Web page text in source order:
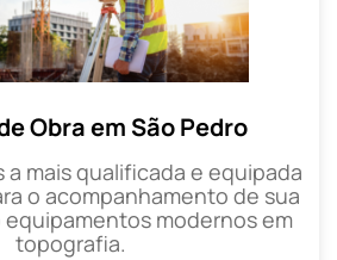
Obra em São Pedro
a mais qualificada e equipada
o acompanhamento de sua
modernos em
topografia.